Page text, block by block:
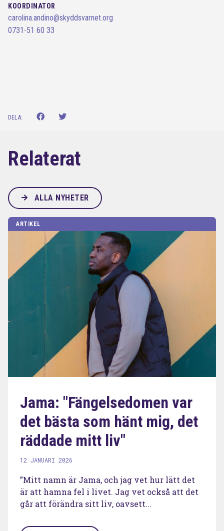
KOORDINATOR
carolina.andino@skyddsvarnet.org
0731-51 60 33
DELA:
Relaterat
ALLA NYHETER
ARTIKEL
Jama: "Fängelsedomen var
det bästa som hänt mig, det
räddade mitt liv"
12 JANUARI 2026
”Mitt namn är Jama, och jag vet hur lätt det
är att hamna fel i livet. Jag vet också att det
går att förändra sitt liv, oavsett...